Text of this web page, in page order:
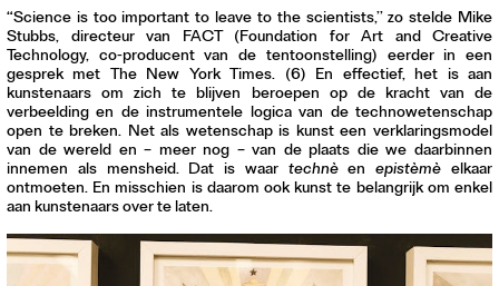
“Science is too important to leave to the scientists,’’ zo stelde Mike
Stubbs, directeur van FACT (Foundation for Art and Creative
Technology, co-producent van de tentoonstelling) eerder in een
gesprek met The New York Times. (6) En effectief, het is aan
kunstenaars om zich te blijven beroepen op de kracht van de
verbeelding en de instrumentele logica van de technowetenschap
open te breken. Net als wetenschap is kunst een verklaringsmodel
van de wereld en – meer nog – van de plaats die we daarbinnen
innemen als mensheid. Dat is waar technèenepistèmè elkaar
ontmoeten. En misschien is daarom ook kunst te belangrijk om enkel
aan kunstenaars over te laten.